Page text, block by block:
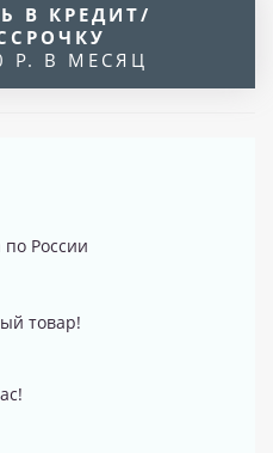
В КРЕДИТ/
Р. В МЕСЯЦ
по России
товар!